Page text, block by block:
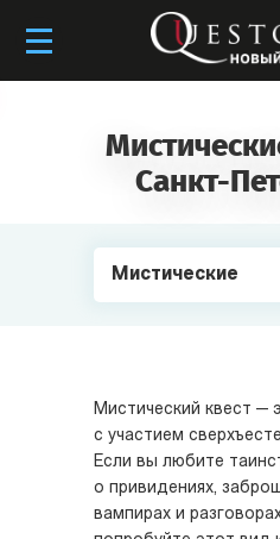
Санкт-
Мистические
Мистический квест —
с участием
Если вы любите
о привидениях,
вампирах и